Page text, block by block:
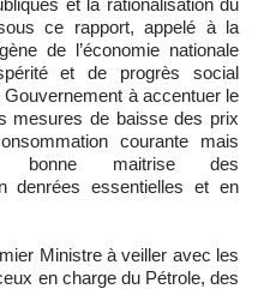
et la rationalisation du
ce rapport, appelé à la
de l’économie nationale
et de progrès social
à accentuer le
mesures de baisse des prix
courante mais
bonne maitrise des
denrées essentielles et en
Ministre à veiller avec les
en charge du Pétrole, des